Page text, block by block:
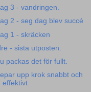
3 - vandringen.
2 - seg dag blev succé
1 - skräcken
- sista utposten.
packas det för fullt.
upp krok snabbt och
effektivt